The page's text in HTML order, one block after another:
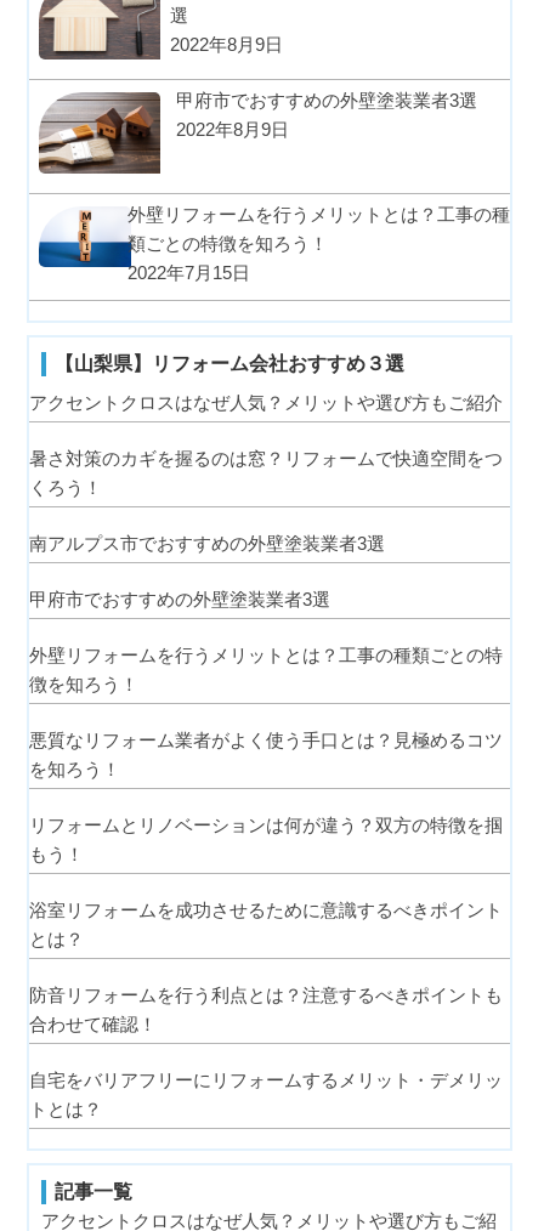
選
2022年8月9日
甲府市でおすすめの外壁塗装業者3選
2022年8月9日
外壁リフォームを行うメリットとは？工事の種
類ごとの特徴を知ろう！
2022年7月15日
【山梨県】リフォーム会社おすすめ３選
アクセントクロスはなぜ人気？メリットや選び方もご紹介
暑さ対策のカギを握るのは窓？リフォームで快適空間をつ
くろう！
南アルプス市でおすすめの外壁塗装業者3選
甲府市でおすすめの外壁塗装業者3選
外壁リフォームを行うメリットとは？工事の種類ごとの特
徴を知ろう！
悪質なリフォーム業者がよく使う手口とは？見極めるコツ
を知ろう！
リフォームとリノベーションは何が違う？双方の特徴を掴
もう！
浴室リフォームを成功させるために意識するべきポイント
とは？
防音リフォームを行う利点とは？注意するべきポイントも
合わせて確認！
自宅をバリアフリーにリフォームするメリット・デメリッ
トとは？
記事一覧
アクセントクロスはなぜ人気？メリットや選び方もご紹